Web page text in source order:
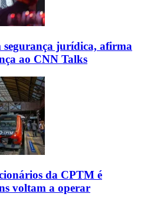
segurança jurídica, afirma
ao CNN Talks
da CPTM é
voltam a operar